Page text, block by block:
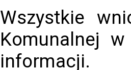
Wszystkie
Komunalnej
informacji.